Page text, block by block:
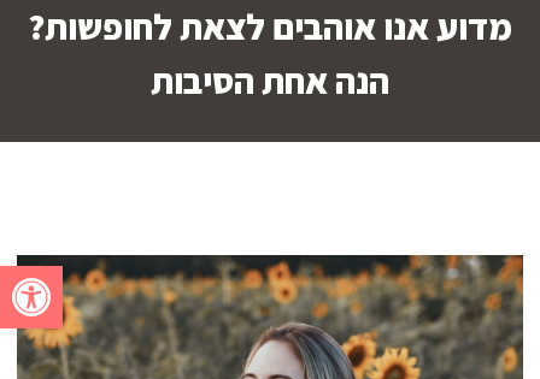
פתח
מדוע אנו אוהבים לצאת לחופשות?
הנה אחת הסיבות